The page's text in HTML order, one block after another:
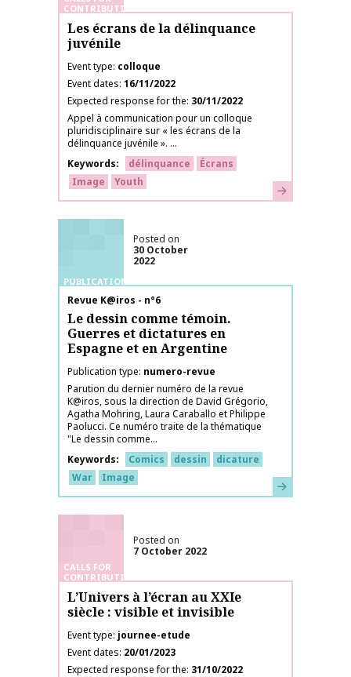
CONTRIBUTIONS
Les écrans de la délinquance
juvénile
Event type colloque
Event dates 16/11/2022
Expected response for the 30/11/2022
Appel à communication pour un colloque
pluridisciplinaire sur « les écrans de la
délinquance juvénile ». ...
Keywords
délinquance
Écrans
Image
Youth Learn more
PUBLICATIONS
Posted on
30 October
2022
Publication name
Revue K@iros - n°6
Le dessin comme témoin.
Guerres et dictatures en
Espagne et en Argentine
Publication type numero-revue
Parution du dernier numéro de la revue
K@iros, sous la direction de David Grégorio,
Agatha Mohring, Laura Caraballo et Philippe
Paolucci. Ce numéro traite de la thématique
"Le dessin comme...
Keywords
Comics dessin
dicature
War
Image Learn more
CALLS FOR
CONTRIBUTIONS
Posted on
7 October 2022
L’Univers à l’écran au XXIe
siècle : visible et invisible
Event type journee-etude
Event dates 20/01/2023
Expected response for the 31/10/2022